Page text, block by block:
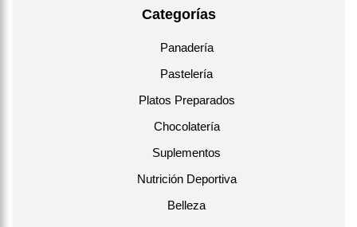
Categorías
Panadería
Pastelería
Platos Preparados
Chocolatería
Suplementos
Nutrición Deportiva
Belleza